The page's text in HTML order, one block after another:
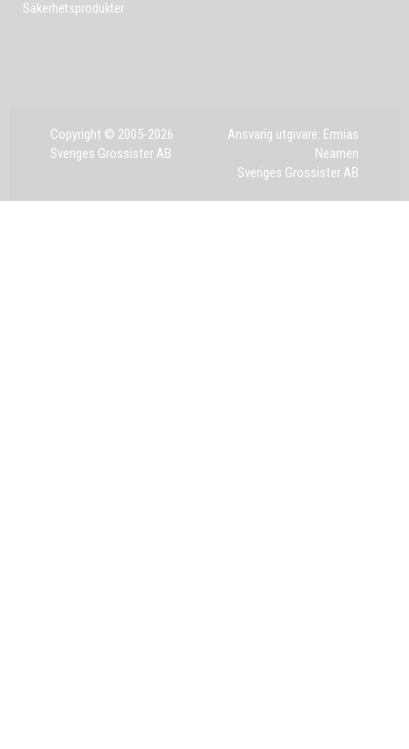
Säkerhetsprodukter
Copyright © 2005-2026
Sveriges Grossister AB
Ansvarig utgivare: Ermias
Neamen
Sveriges Grossister AB